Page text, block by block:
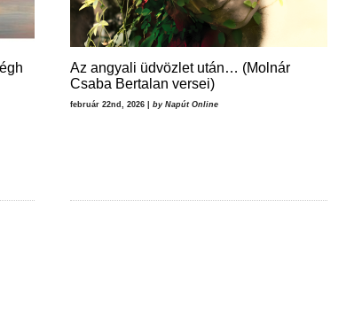
Az angyali üdvözlet után… (Molnár
Csaba Bertalan versei)
február 22nd, 2026 | by Napút Online